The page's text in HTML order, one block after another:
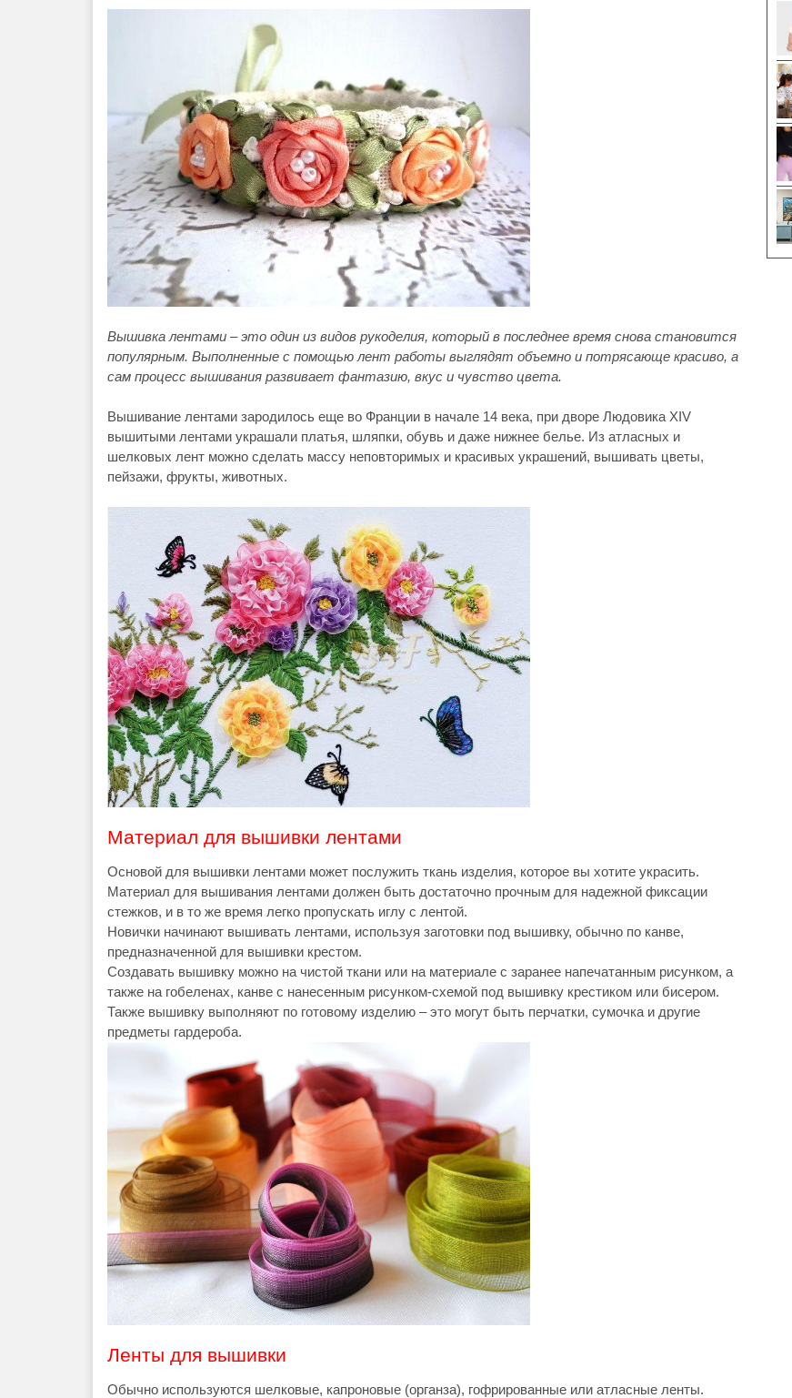
Вышивка лентами – это один из видов рукоделия, который в последнее время снова становится
популярным. Выполненные с помощью лент работы выглядят объемно и потрясающе красиво, а
сам процесс вышивания развивает фантазию, вкус и чувство цвета.
Вышивание лентами зародилось еще во Франции в начале 14 века, при дворе Людовика XIV
вышитыми лентами украшали платья, шляпки, обувь и даже нижнее белье. Из атласных и
шелковых лент можно сделать массу неповторимых и красивых украшений, вышивать цветы,
пейзажи, фрукты, животных.
Материал для вышивки лентами
Основой для вышивки лентами может послужить ткань изделия, которое вы хотите украсить.
Материал для вышивания лентами должен быть достаточно прочным для надежной фиксации
стежков, и в то же время легко пропускать иглу с лентой.
Новички начинают вышивать лентами, используя заготовки под вышивку, обычно по канве,
предназначенной для вышивки крестом.
Создавать вышивку можно на чистой ткани или на материале с заранее напечатанным рисунком, а
также на гобеленах, канве с нанесенным рисунком-схемой под вышивку крестиком или бисером.
Также вышивку выполняют по готовому изделию – это могут быть перчатки, сумочка и другие
предметы гардероба.
Ленты для вышивки
Обычно используются шелковые, капроновые (органза), гофрированные или атласные ленты.